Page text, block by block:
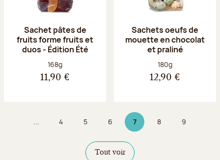
Sachet pâtes de
fruits forme fruits et
duos - Édition Été
Poids net :
168g
11,90 €
Sachets oeufs de
mouette en chocolat
et praliné
Poids net :
180g
12,90 €
... Page
4 Page
5 Page
6 7Page 7 sur 9
Page
8 Page
9
Tout voir